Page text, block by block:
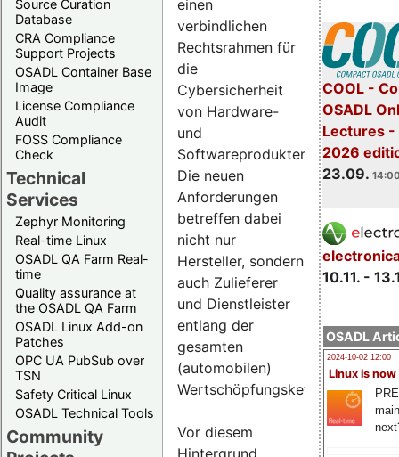
Source Curation
Database
CRA Compliance
Support Projects
OSADL Container Base
Image
License Compliance
Audit
FOSS Compliance
Check
Technical
Services
Zephyr Monitoring
Real-time Linux
OSADL QA Farm Real-
time
Quality assurance at
the OSADL QA Farm
OSADL Linux Add-on
Patches
OPC UA PubSub over
TSN
Safety Critical Linux
OSADL Technical Tools
Community
COOL -
OSADL
Lectures -
2026
23.09.
10.11. -
OSADL
2024-10-02 12:00
Linux is now
einen
verbindlichen
Rechtsrahmen für
die
Cybersicherheit
von Hardware-
und
Softwareprodukten.
Die neuen
Anforderungen
betreffen dabei
nicht nur
Hersteller, sondern
auch Zulieferer
und Dienstleister
entlang der
gesamten
(automobilen)
Wertschöpfungskette.
Vor diesem
Hintergrund